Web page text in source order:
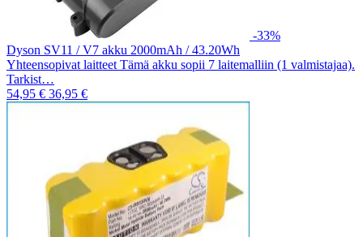
-33%
Dyson SV11 / V7 akku 2000mAh / 43.20Wh
Yhteensopivat laitteet Tämä akku sopii 7 laitemalliin (1 valmistajaa).
Tarkist…
54,95 € 36,95 €